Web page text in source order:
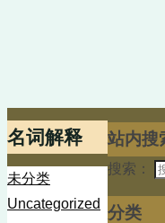
名词解释
未分类
Uncategorized
站内搜
搜索：
分类